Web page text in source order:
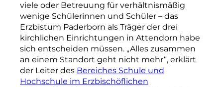
viele oder Betreuung für verhältnismäßig
wenige Schülerinnen und Schüler – das
Erzbistum Paderborn als Träger der drei
kirchlichen Einrichtungen in Attendorn habe
sich entscheiden müssen. „Alles zusammen
an einem Standort geht nicht mehr“, erklärt
der Leiter des Bereiches Schule und
Hochschule im Erzbischöflichen